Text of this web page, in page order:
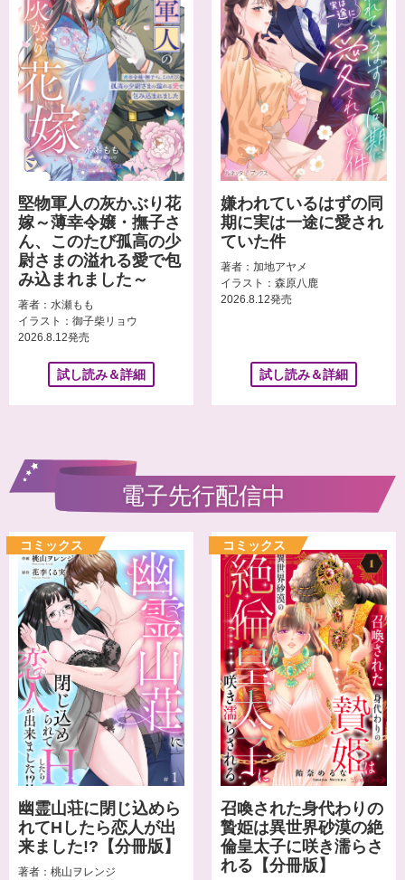
堅物軍人の灰かぶり花
嫁～薄幸令嬢・撫子さ
ん、このたび孤高の少
尉さまの溢れる愛で包
み込まれました～
著者：水瀬もも
イラスト：御子柴リョウ
2026.8.12発売
試し読み＆詳細
嫌われているはずの同
期に実は一途に愛され
ていた件
著者：加地アヤメ
イラスト：森原八鹿
2026.8.12発売
試し読み＆詳細
幽霊山荘に閉じ込めら
れてHしたら恋人が出
来ました!?【分冊版】
著者：桃山ヲレンジ
召喚された身代わりの
贄姫は異世界砂漠の絶
倫皇太子に咲き濡らさ
れる【分冊版】